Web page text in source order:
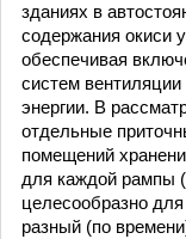
зданиях в
содержания окиси
обеспечивая
систем
энергии. В
отдельные
помещений
для каждой рампы
целесообразно
разный (по